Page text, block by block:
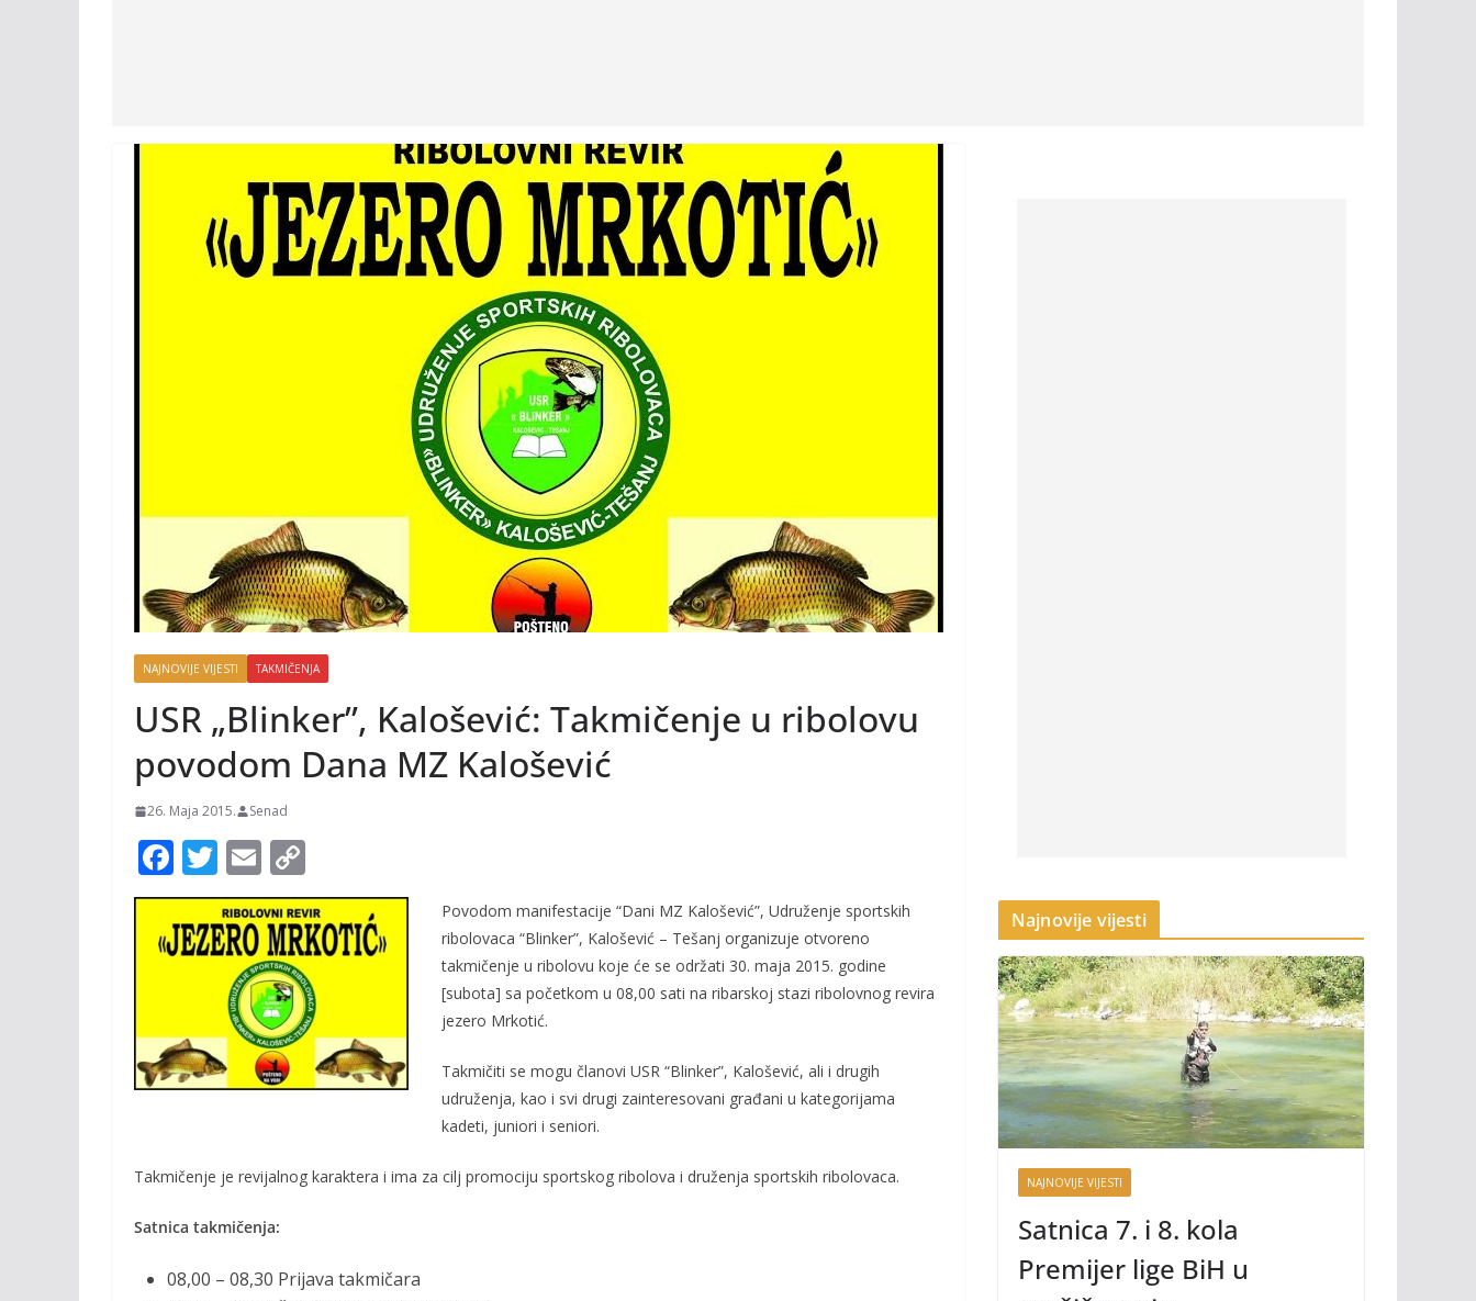
NAJNOVIJE VIJESTI TAKMIČENJA
USR „Blinker”, Kalošević: Takmičenje u ribolovu
povodom Dana MZ Kalošević
26. Maja 2015. Senad
F
ac
e
b
o
k
T
w
itt
er
E
m
ai
l
o
p
y
Li
n
k
Povodom manifestacije “Dani MZ Kalošević”, Udruženje sportskih
ribolovaca “Blinker”, Kalošević – Tešanj organizuje otvoreno
takmičenje u ribolovu koje će se održati 30. maja 2015. godine
[subota] sa početkom u 08,00 sati na ribarskoj stazi ribolovnog revira
jezero Mrkotić.
Takmičiti se mogu članovi USR “Blinker”, Kalošević, ali i drugih
udruženja, kao i svi drugi zainteresovani građani u kategorijama
kadeti, juniori i seniori.
Takmičenje je revijalnog karaktera i ima za cilj promociju sportskog ribolova i druženja sportskih ribolovaca.
Satnica takmičenja:
08,00 – 08,30 Prijava takmičara
Najnovije vijesti
NAJNOVIJE VIJESTI
Satnica 7. i 8. kola
Premijer lige BiH u